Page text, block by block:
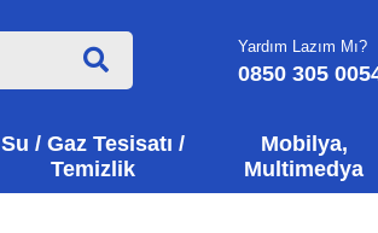
Yardım Lazım Mı?
0850 305
Su / Gaz Tesisatı /
Temizlik
Mobilya,
Multimedya